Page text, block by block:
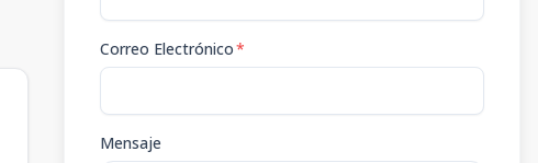
Correo Electrónico*
Mensaje